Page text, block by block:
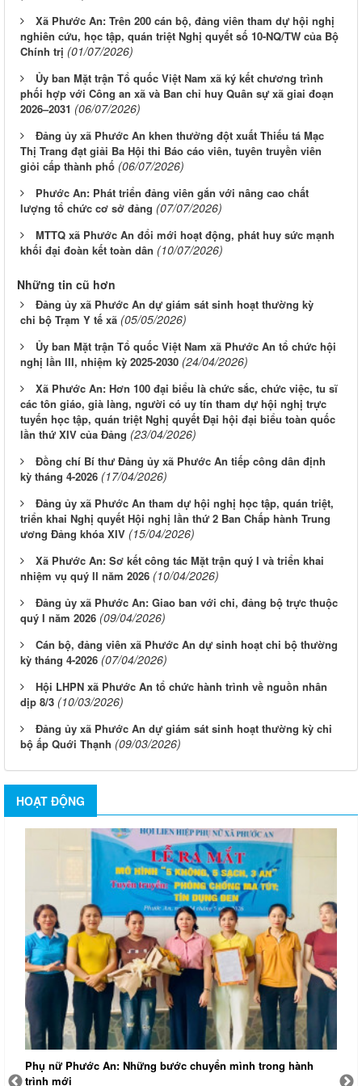
Xã Phước An: Trên 200 cán bộ, đảng viên tham dự hội nghị
nghiên cứu, học tập, quán triệt Nghị quyết số 10-NQ/TW của Bộ
Chính trị (01/07/2026)
Ủy ban Mặt trận Tổ quốc Việt Nam xã ký kết chương trình
phối hợp với Công an xã và Ban chỉ huy Quân sự xã giai đoạn
2026–2031 (06/07/2026)
Đảng ủy xã Phước An khen thưởng đột xuất Thiếu tá Mạc
Thị Trang đạt giải Ba Hội thi Báo cáo viên, tuyên truyền viên
giỏi cấp thành phố (06/07/2026)
Phước An: Phát triển đảng viên gắn với nâng cao chất
lượng tổ chức cơ sở đảng (07/07/2026)
MTTQ xã Phước An đổi mới hoạt động, phát huy sức mạnh
khối đại đoàn kết toàn dân (10/07/2026)
Những tin cũ hơn
Đảng ủy xã Phước An dự giám sát sinh hoạt thường kỳ
chi bộ Trạm Y tế xã (05/05/2026)
Ủy ban Mặt trận Tổ quốc Việt Nam xã Phước An tổ chức hội
nghị lần III, nhiệm kỳ 2025-2030 (24/04/2026)
Xã Phước An: Hơn 100 đại biểu là chức sắc, chức việc, tu sĩ
các tôn giáo, già làng, người có uy tín tham dự hội nghị trực
tuyến học tập, quán triệt Nghị quyết Đại hội đại biểu toàn quốc
lần thứ XIV của Đảng (23/04/2026)
Đồng chí Bí thư Đảng ủy xã Phước An tiếp công dân định
kỳ tháng 4-2026 (17/04/2026)
Đảng ủy xã Phước An tham dự hội nghị học tập, quán triệt,
triển khai Nghị quyết Hội nghị lần thứ 2 Ban Chấp hành Trung
ương Đảng khóa XIV (15/04/2026)
Xã Phước An: Sơ kết công tác Mặt trận quý I và triển khai
nhiệm vụ quý II năm 2026 (10/04/2026)
Đảng ủy xã Phước An: Giao ban với chi, đảng bộ trực thuộc
quý I năm 2026 (09/04/2026)
Cán bộ, đảng viên xã Phước An dự sinh hoạt chi bộ thường
kỳ tháng 4-2026 (07/04/2026)
Hội LHPN xã Phước An tổ chức hành trình về nguồn nhân
dịp 8/3 (10/03/2026)
Đảng ủy xã Phước An dự giám sát sinh hoạt thường kỳ chi
bộ ấp Quới Thạnh (09/03/2026)
HOẠT ĐỘNG
Thường trực Đảng ủy xã Phước An khảo sát thực tế hoạt